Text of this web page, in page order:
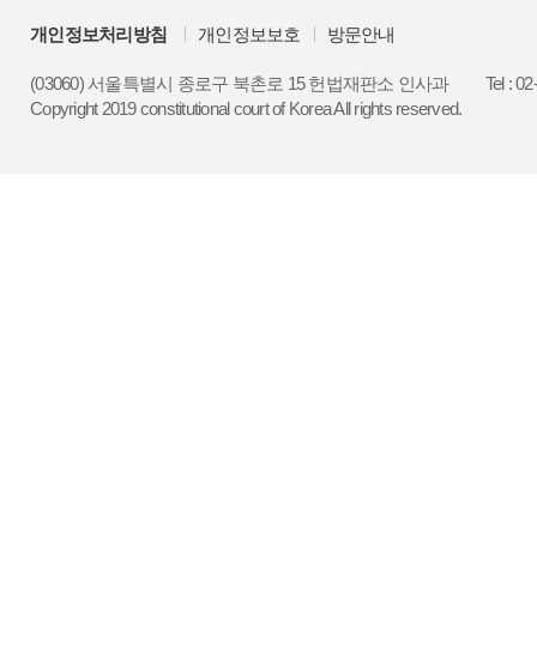
개인정보처리방침 개인정보보호 방문안내
(03060) 서울특별시 종로구 북촌로 15 헌법재판소 인사과
Tel :
Copyright 2019 constitutional court of Korea All rights reserved.